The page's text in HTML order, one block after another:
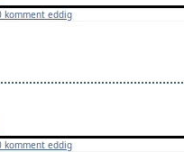
komment eddig
komment eddig